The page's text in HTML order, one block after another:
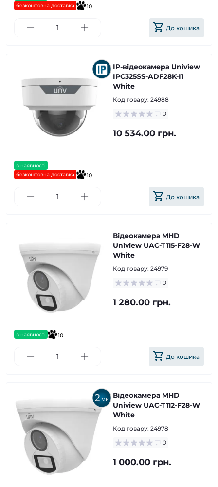
безкоштовна доставка
10
До кошика
в наявності
безкоштовна доставка
10
IP-відеокамера Uniview
IPC325SS-ADF28K-I1
White
Код товару: 24988
0
10 534.00 грн.
До кошика
в наявності 10
Відеокамера MHD
Uniview UAC-T115-F28-W
White
Код товару: 24979
0
1 280.00 грн.
До кошика
Відеокамера MHD
Uniview UAC-T112-F28-W
White
Код товару: 24978
0
1 000.00 грн.